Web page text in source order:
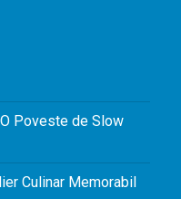
Poveste de Slow
Culinar Memorabil